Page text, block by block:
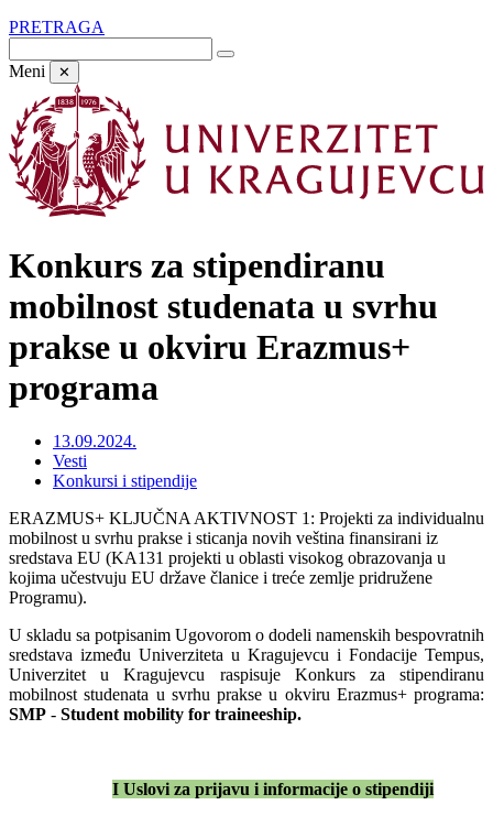
PRETRAGA
Meni ✕
Konkurs za stipendiranu
mobilnost studenata u svrhu
prakse u okviru Erazmus+
programa
13.09.2024.
Vesti
Konkursi i stipendije
ERAZMUS+ KLJUČNA AKTIVNOST 1: Projekti za individualnu
mobilnost u svrhu prakse i sticanja novih veština finansirani iz
sredstava EU (KA131 projekti u oblasti visokog obrazovanja u
kojima učestvuju EU države članice i treće zemlje pridružene
Programu).
U skladu sa potpisanim Ugovorom o dodeli namenskih bespovratnih
sredstava između Univerziteta u Kragujevcu i Fondacije Tempus,
Univerzitet u Kragujevcu raspisuje Konkurs za stipendiranu
mobilnost studenata u svrhu prakse u okviru Erazmus+ programa:
SMP - Student mobility for traineeship.
I Uslovi za prijavu i informacije o stipendiji